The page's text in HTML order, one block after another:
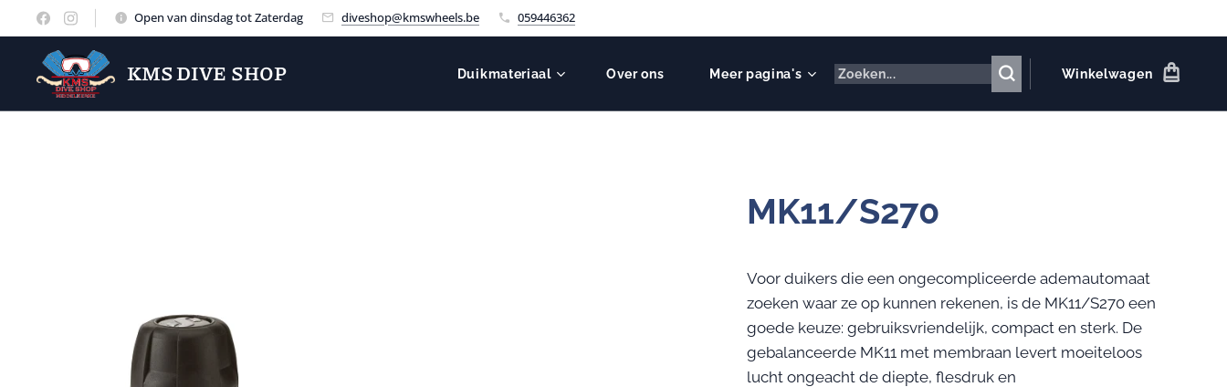
Open van dinsdag tot Zaterdag diveshop@kmswheels.be 059446362
KMS DIVE SHOP Duikmateriaal Over ons Meer pagina's Winkelwagen
MK11/S270
Voor duikers die een ongecompliceerde ademautomaat
zoeken waar ze op kunnen rekenen, is de MK11/S270 een
goede keuze: gebruiksvriendelijk, compact en sterk. De
gebalanceerde MK11 met membraan levert moeiteloos
lucht ongeacht de diepte, flesdruk en